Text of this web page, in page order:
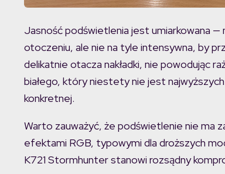
Jasność podświetlenia jest umiarkowana —
otoczeniu, ale nie na tyle intensywna, by
delikatnie otacza nakładki, nie powodując
białego, który niestety nie jest
konkretnej.
Warto zauważyć, że podświetlenie nie ma
efektami RGB, typowymi dla droższych
K721 Stormhunter stanowi rozsądny